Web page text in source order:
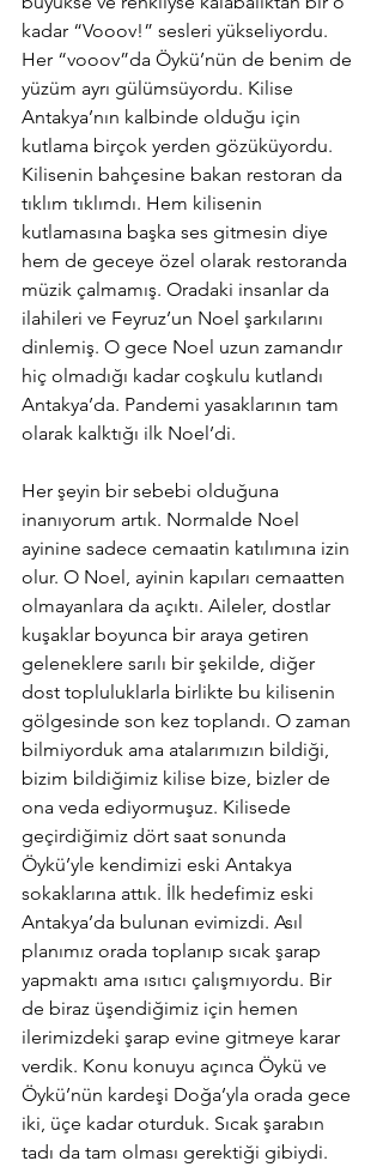
kadar “Vooov!” sesleri yükseliyordu.
Her “vooov”da Öykü’nün de benim de
yüzüm ayrı gülümsüyordu. Kilise
Antakya’nın kalbinde olduğu için
kutlama birçok yerden gözüküyordu.
Kilisenin bahçesine bakan restoran da
tıklım tıklımdı. Hem kilisenin
kutlamasına başka ses gitmesin diye
hem de geceye özel olarak restoranda
müzik çalmamış. Oradaki insanlar da
ilahileri ve Feyruz’un Noel şarkılarını
dinlemiş. O gece Noel uzun zamandır
hiç olmadığı kadar coşkulu kutlandı
Antakya’da. Pandemi yasaklarının tam
olarak kalktığı ilk Noel’di.
Her şeyin bir sebebi olduğuna
inanıyorum artık. Normalde Noel
ayinine sadece cemaatin katılımına izin
olur. O Noel, ayinin kapıları cemaatten
olmayanlara da açıktı. Aileler, dostlar
kuşaklar boyunca bir araya getiren
geleneklere sarılı bir şekilde, diğer
dost topluluklarla birlikte bu kilisenin
gölgesinde son kez toplandı. O zaman
bilmiyorduk ama atalarımızın bildiği,
bizim bildiğimiz kilise bize, bizler de
ona veda ediyormuşuz. Kilisede
geçirdiğimiz dört saat sonunda
Öykü’yle kendimizi eski Antakya
sokaklarına attık. İlk hedefimiz eski
Antakya’da bulunan evimizdi. Asıl
planımız orada toplanıp sıcak şarap
yapmaktı ama ısıtıcı çalışmıyordu. Bir
de biraz üşendiğimiz için hemen
ilerimizdeki şarap evine gitmeye karar
verdik. Konu konuyu açınca Öykü ve
Öykü’nün kardeşi Doğa’yla orada gece
iki, üçe kadar oturduk. Sıcak şarabın
tadı da tam olması gerektiği gibiydi.